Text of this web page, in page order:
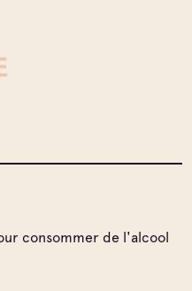
consommer de l'alcool
Templiers